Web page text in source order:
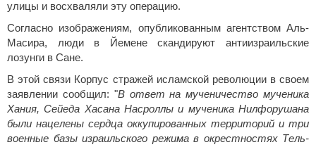
улицы и восхваляли эту операцию.
Согласно изображениям, опубликованным агентством Аль-
Масира, люди в Йемене скандируют антиизраильские
лозунги в Сане.
В этой связи Корпус стражей исламской революции в своем
заявлении сообщил: "В ответ на мученичество мученика
Хания, Сейеда Хасана Насроллы и мученика Нилфорушана
были нацелены сердца оккупированных территорий и три
военные базы израильского режима в окрестностях Тель-